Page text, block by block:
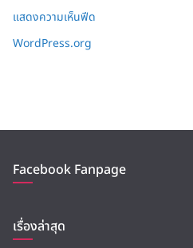
แสดงความเห็นฟีด
WordPress.org
Facebook Fanpage
เรื่องล่าสุด